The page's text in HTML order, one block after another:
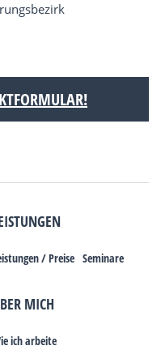
/ Preise Seminare
MICH
ich arbeite